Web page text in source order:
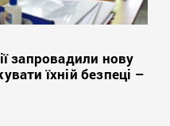
запровадили нову
їхній безпеці –